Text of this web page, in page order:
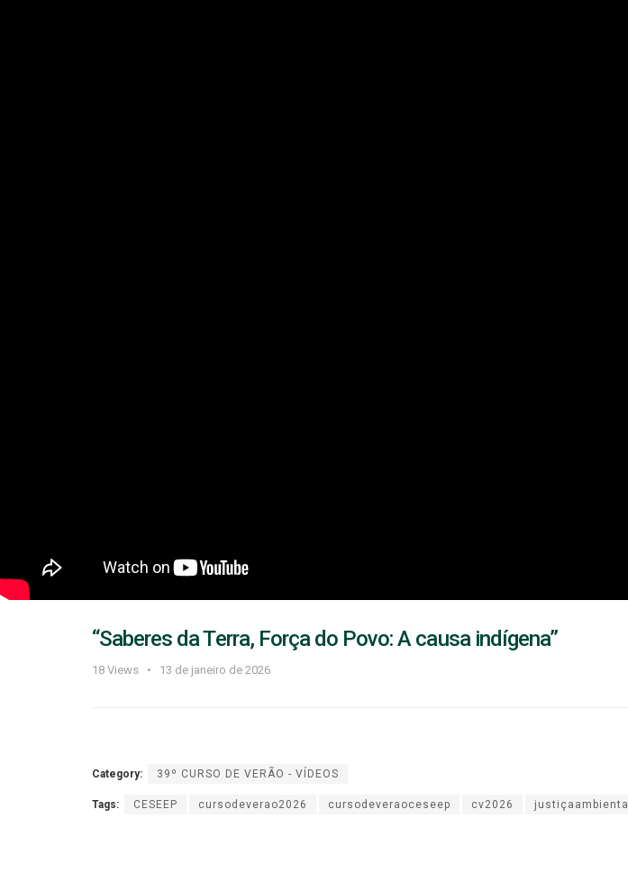
“Saberes da Terra, Força do Povo: A causa indígena”
18 Views 13 de janeiro de 2026
Category: 39º CURSO DE VERÃO - VÍDEOS
Tags: CESEEP cursodeverao2026 cursodeveraoceseep cv2026 justiçaambiental